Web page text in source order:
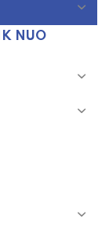
NUO